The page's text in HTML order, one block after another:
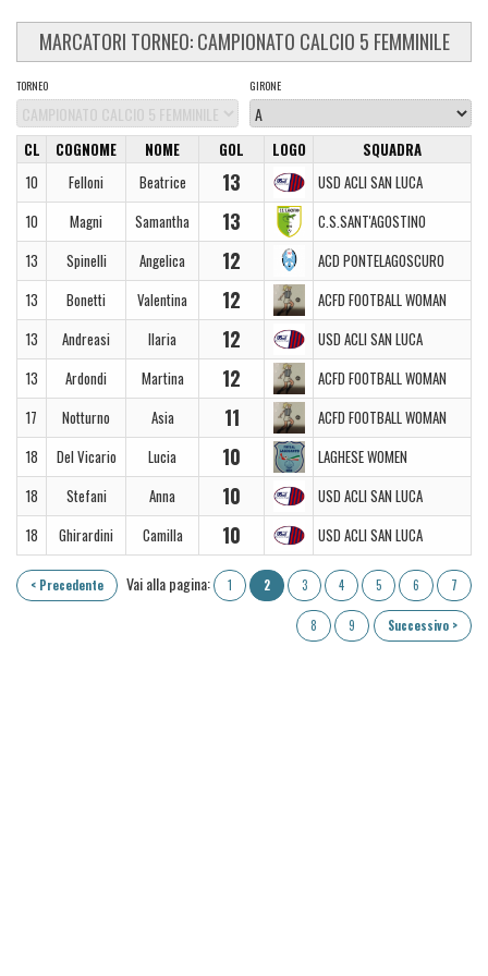
MARCATORI TORNEO: CAMPIONATO CALCIO 5 FEMMINILE
TORNEO GIRONE
CL COGNOME NOME GOL LOGO
SQUADRA
10
Felloni Beatrice 13
USD ACLI SAN LUCA
10
Magni Samantha 13
C.S.SANT'AGOSTINO
13
Spinelli Angelica 12
ACD PONTELAGOSCURO
13
Bonetti Valentina 12
ACFD FOOTBALL WOMAN
13
Andreasi Ilaria 12
USD ACLI SAN LUCA
13
Ardondi Martina 12
ACFD FOOTBALL WOMAN
17
Notturno Asia 11
ACFD FOOTBALL WOMAN
18
Del Vicario Lucia 10
LAGHESE WOMEN
18
Stefani Anna 10
USD ACLI SAN LUCA
18
Ghirardini Camilla 10 USD ACLI SAN LUCA
Vai alla pagina:
< Precedente 1 2 3 4 5 6 7
8 9 Successivo >